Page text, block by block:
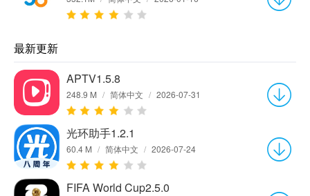
最新更新
APTV1.5.8
248.9 M / 简体中文 / 2026-07-31
光环助手1.2.1
60.4 M / 简体中文 / 2026-07-24
FIFA World Cup2.5.0